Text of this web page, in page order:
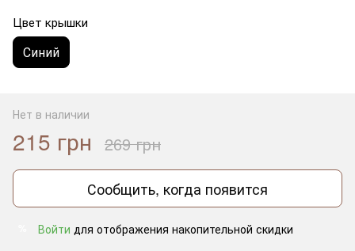
Цвет крышки
Синий
Нет в наличии
215 грн 269 грн
Сообщить, когда появится
Войти для отображения накопительной скидки